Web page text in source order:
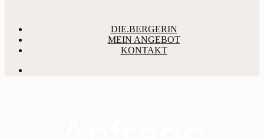
DIE.BERGERIN
MEIN ANGEBOT
KONTAKT